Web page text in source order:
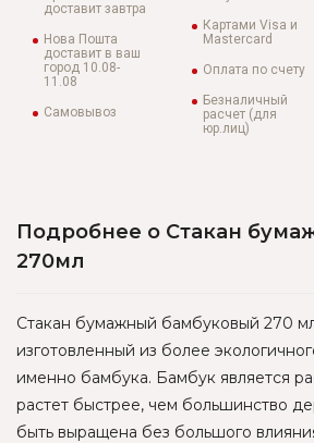
доставит завтра
Нова Пошта
доставит в ваш
город 10.08-
11.08
Самовывоз
Картами Visa и
Mastercard
Оплата по счету
Безналичный
расчет (для
юр.лиц)
Подробнее о Стакан
270мл
Стакан бумажный бамбуковый 270
изготовленный из более
именно бамбука. Бамбук является
растет быстрее, чем большинство
быть выращена без большого